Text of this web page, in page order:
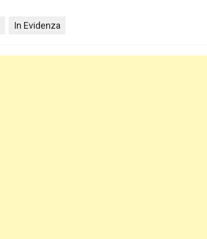
In Evidenza